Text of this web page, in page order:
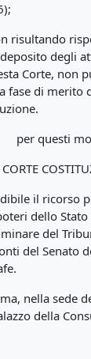
risultando
degli
Corte, non
fase di merito
per questi
il ricorso
dello
del
del Senato
nella sede
della